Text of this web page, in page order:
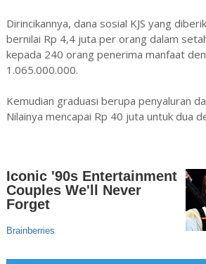
Dirincikannya, dana sosial KJS yang
bernilai Rp 4,4 juta per orang dalam
kepada 240 orang penerima manfaat
1.065.000.000.
Kemudian graduasi berupa penyaluran
Nilainya mencapai Rp 40 juta untuk dua